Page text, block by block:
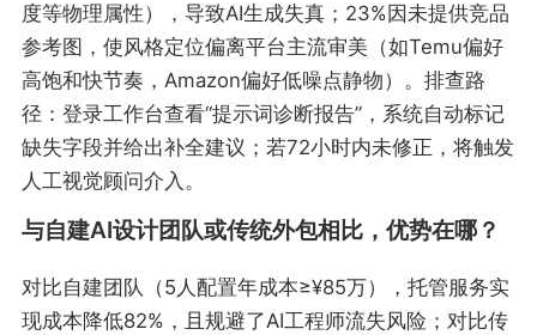
度等物理属性），导致AI生成失真；23%因未提供竞品
参考图，使风格定位偏离平台主流审美（如Temu偏好
高饱和快节奏，Amazon偏好低噪点静物）。排查路
径：登录工作台查看“提示词诊断报告”，系统自动标记
缺失字段并给出补全建议；若72小时内未修正，将触发
人工视觉顾问介入。
与自建AI设计团队或传统外包相比，优势在哪？
对比自建团队（5人配置年成本≥¥85万），托管服务实
现成本降低82%，且规避了AI工程师流失风险；对比传